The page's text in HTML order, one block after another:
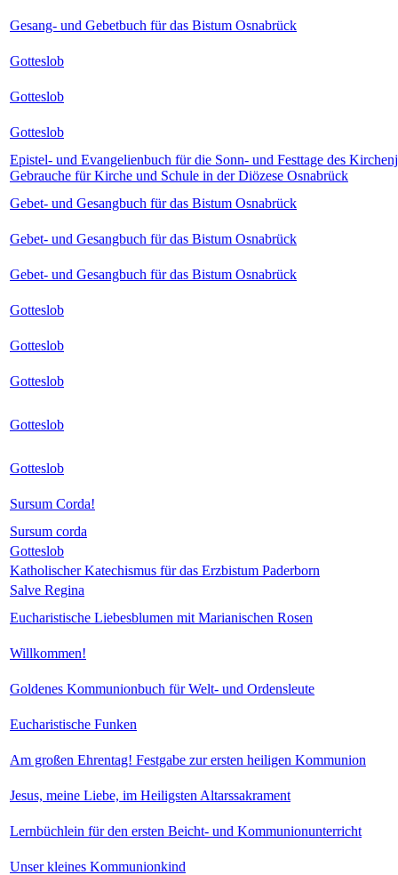
Gesang- und Gebetbuch für das Bistum Osnabrück
Gotteslob
Gotteslob
Gotteslob
Epistel- und Evangelienbuch für die Sonn- und Festtage des
Gebrauche für Kirche und Schule in der Diözese Osnabrück
Gebet- und Gesangbuch für das Bistum Osnabrück
Gebet- und Gesangbuch für das Bistum Osnabrück
Gebet- und Gesangbuch für das Bistum Osnabrück
Gotteslob
Gotteslob
Gotteslob
Gotteslob
Gotteslob
Sursum Corda!
Sursum corda
Gotteslob
Katholischer Katechismus für das Erzbistum Paderborn
Salve Regina
Eucharistische Liebesblumen mit Marianischen Rosen
Willkommen!
Goldenes Kommunionbuch für Welt- und Ordensleute
Eucharistische Funken
Am großen Ehrentag! Festgabe zur ersten heiligen Kommunion
Jesus, meine Liebe, im Heiligsten Altarssakrament
Lernbüchlein für den ersten Beicht- und Kommunionunterricht
Unser kleines Kommunionkind